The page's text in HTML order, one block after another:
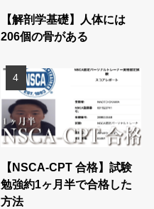
【解剖学基礎】人体には
206個の骨がある
【NSCA-CPT 合格】試験
勉強約1ヶ月半で合格した
方法